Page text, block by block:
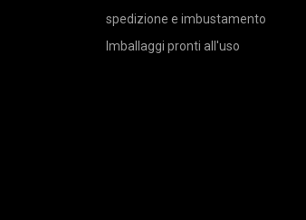
spedizione e imbustamento
Imballaggi pronti all'uso